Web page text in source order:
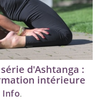
d'Ashtanga :
intérieure
Info.